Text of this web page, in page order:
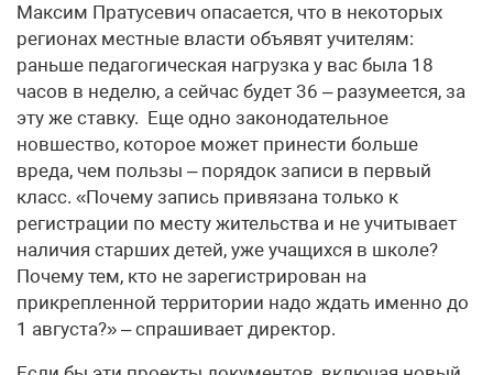
Максим Пратусевич опасается, что в некоторых
регионах местные власти объявят учителям:
раньше педагогическая нагрузка у вас была 18
часов в неделю, а сейчас будет 36 – разумеется, за
эту же ставку. Еще одно законодательное
новшество, которое может принести больше
вреда, чем пользы – порядок записи в первый
класс. «Почему запись привязана только к
регистрации по месту жительства и не учитывает
наличия старших детей, уже учащихся в школе?
Почему тем, кто не зарегистрирован на
прикрепленной территории надо ждать именно до
1 августа?» – спрашивает директор.